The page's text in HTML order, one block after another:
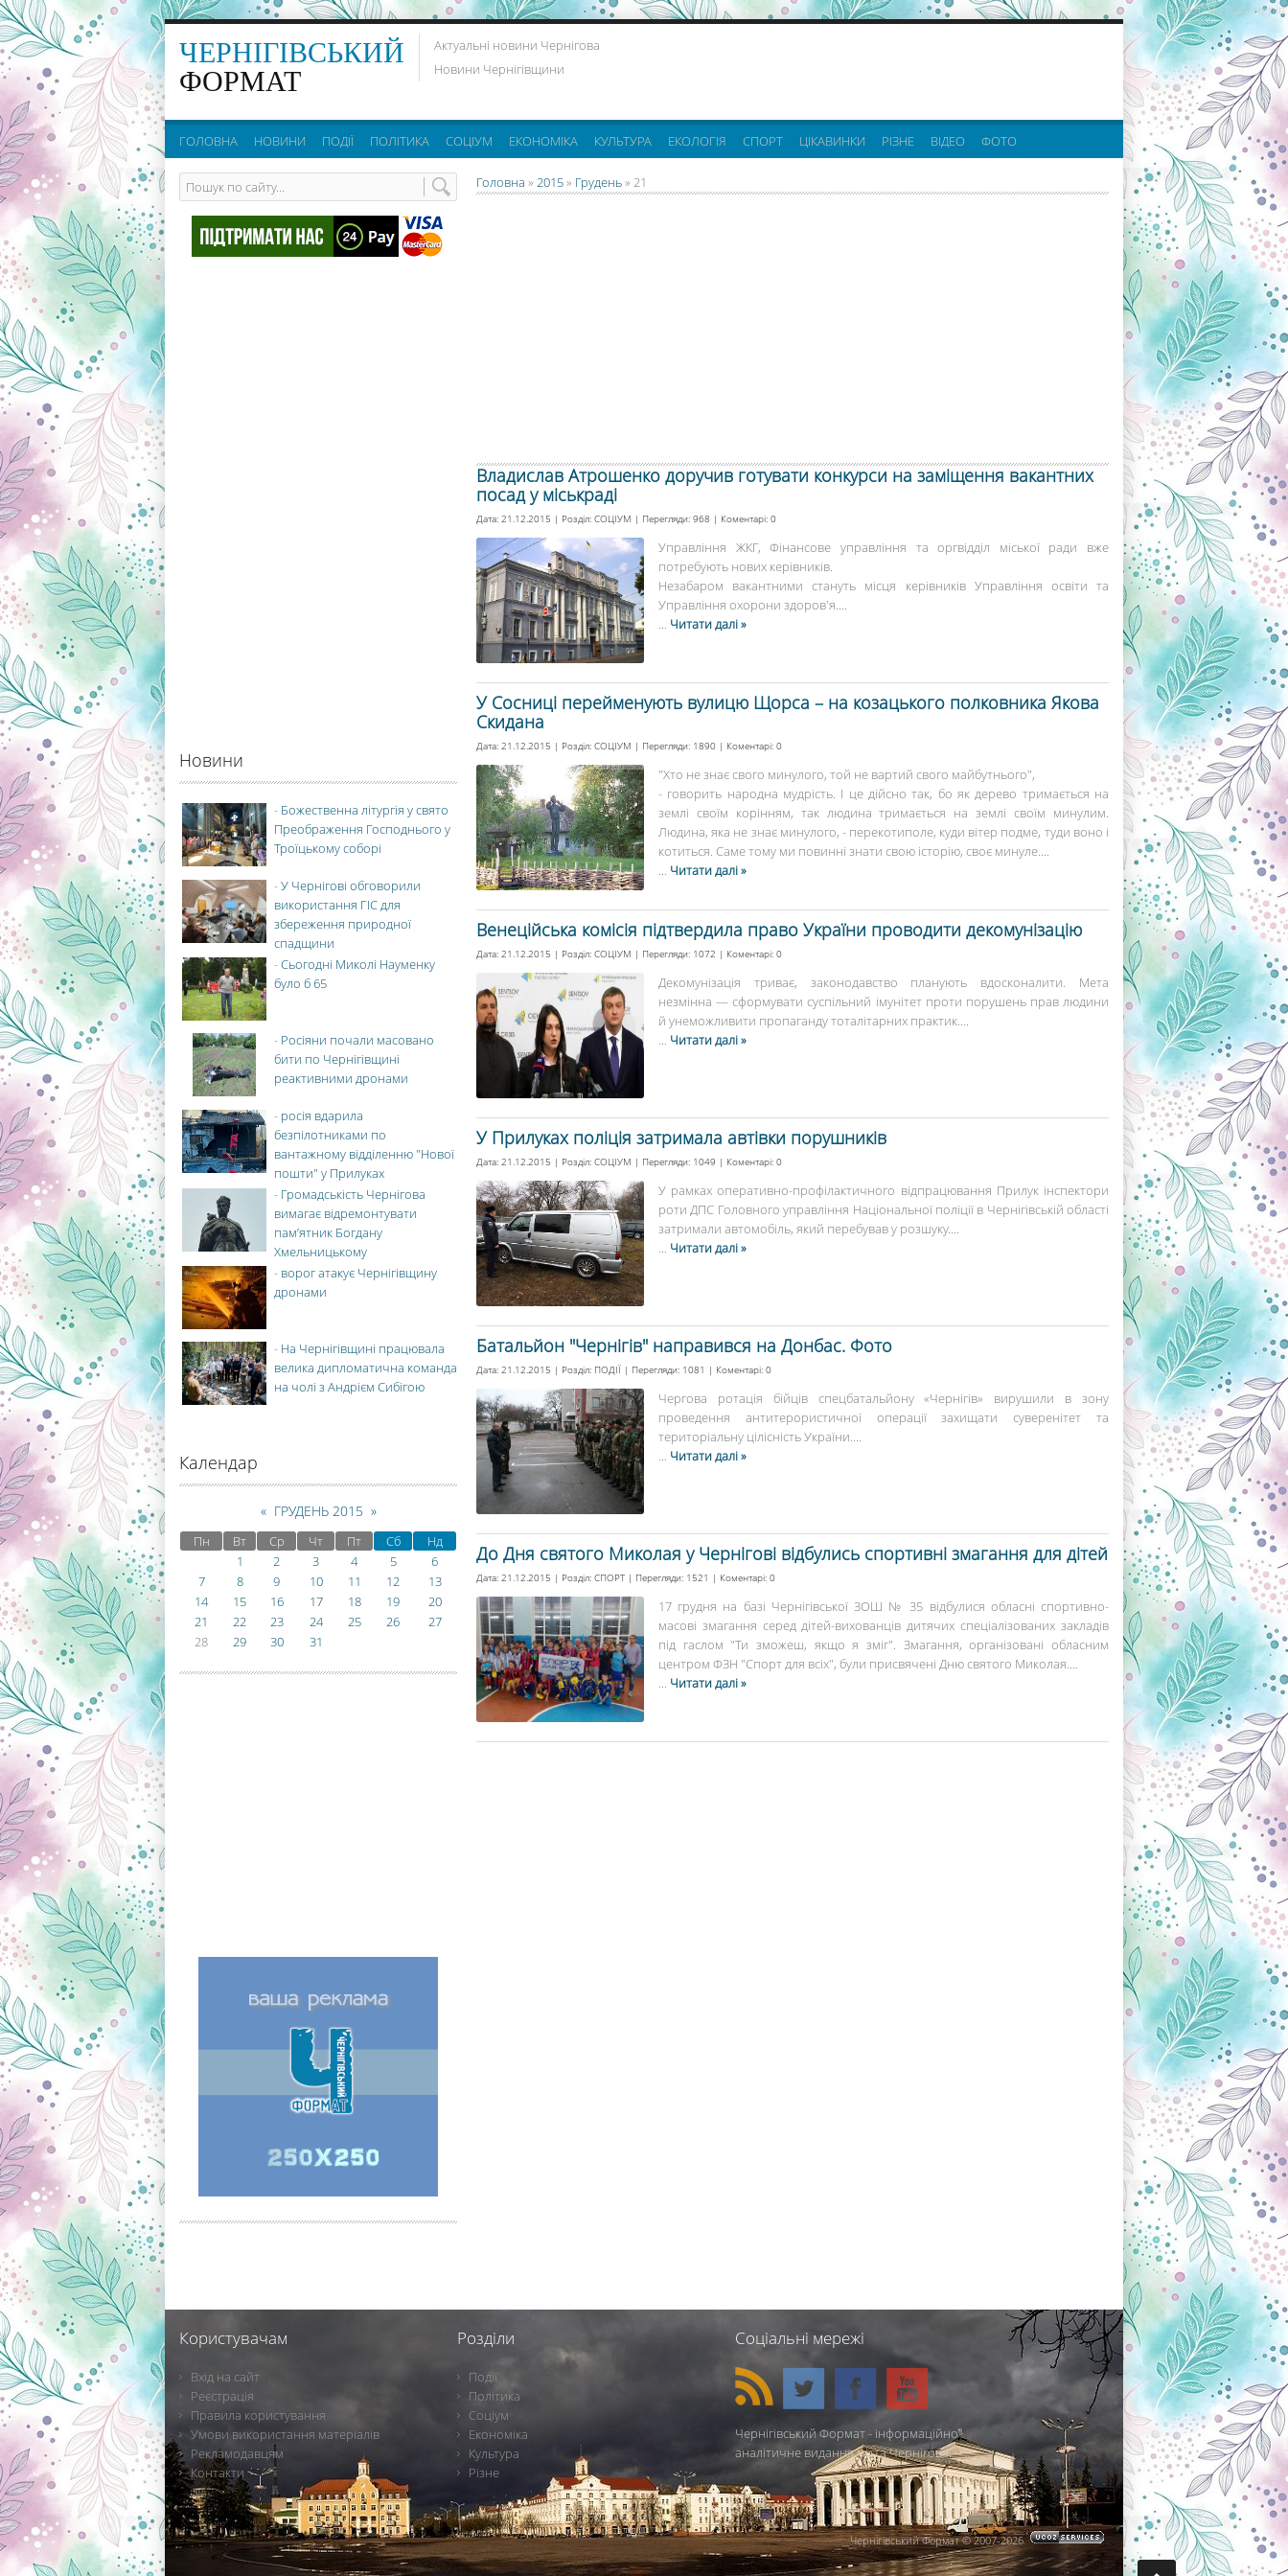
реклама партнерів:
ЧЕРНІГІВСЬКИЙ
ФОРМАТ
Актуальні новини Чернігова
Новини Чернігівщини
ГОЛОВНА НОВИНИ ПОДІЇ ПОЛІТИКА СОЦІУМ ЕКОНОМІКА КУЛЬТУРА ЕКОЛОГІЯ СПОРТ ЦІКАВИНКИ РІЗНЕ ВІДЕО ФОТО
Головна » 2015» Грудень» 21
Владислав Атрошенко доручив готувати конкурси на заміщення вакантних
посад у міськраді
Дата: 21.12.2015 | Розділ: СОЦІУМ | Перегляди: 968 | Коментарі: 0
Управління ЖКГ, Фінансове управління та оргвідділ міської ради вже
потребують нових керівників.
Незабаром вакантними стануть місця керівників Управління освіти та
Управління охорони здоров'я....
... Читати далі »
У Сосниці перейменують вулицю Щорса – на козацького полковника Якова
Скидана
Дата: 21.12.2015 | Розділ: СОЦІУМ | Перегляди: 1890 | Коментарі: 0
"Хто не знає свого минулого, той не вартий свого майбутнього",
- говорить народна мудрість. І це дійсно так, бо як дерево тримається на
землі своїм корінням, так людина тримається на землі своїм минулим.
Людина, яка не знає минулого, - перекотиполе, куди вітер подме, туди воно і
котиться. Саме тому ми повинні знати свою історію, своє минуле....
... Читати далі »
Венеційська комісія підтвердила право України проводити декомунізацію
Дата: 21.12.2015 | Розділ: СОЦІУМ | Перегляди: 1072 | Коментарі: 0
Декомунізація триває, законодавство планують вдосконалити. Мета
незмінна — сформувати суспільний імунітет проти порушень прав людини
й унеможливити пропаганду тоталітарних практик....
... Читати далі »
У Прилуках поліція затримала автівки порушників
Дата: 21.12.2015 | Розділ: СОЦІУМ | Перегляди: 1049 | Коментарі: 0
У рамках оперативно-профілактичного відпрацювання Прилук інспектори
роти ДПС Головного управління Національної поліції в Чернігівській області
затримали автомобіль, який перебував у розшуку....
... Читати далі »
Батальйон "Чернігів" направився на Донбас. Фото
Дата: 21.12.2015 | Розділ: ПОДІЇ | Перегляди: 1081 | Коментарі: 0
Чергова ротація бійців спецбатальйону «Чернігів» вирушили в зону
проведення антитерористичної операції захищати суверенітет та
територіальну цілісність України....
... Читати далі »
До Дня святого Миколая у Чернігові відбулись спортивні змагання для дітей
Дата: 21.12.2015 | Розділ: СПОРТ | Перегляди: 1521 | Коментарі: 0
17 грудня на базі Чернігівської ЗОШ № 35 відбулися обласні спортивно-
масові змагання серед дітей-вихованців дитячих спеціалізованих закладів
під гаслом "Ти зможеш, якщо я зміг". Змагання, організовані обласним
центром ФЗН "Спорт для всіх", були присвячені Дню святого Миколая....
... Читати далі »
Новини
- Божественна літургія у свято
Преображення Господнього у
Троїцькому соборі
-У Чернігові обговорили
використання ГІС для
збереження природної
спадщини
-Сьогодні Миколі Науменку
було б 65
- Росіяни почали масовано
бити по Чернігівщині
реактивними дронами
- росія вдарила
безпілотниками по
вантажному відділенню "Нової
пошти" у Прилуках
- Громадськість Чернігова
вимагає відремонтувати
пам’ятник Богдану
Хмельницькому
- ворог атакує Чернігівщину
дронами
- На Чернігівщині працювала
велика дипломатична команда
на чолі з Андрієм Сибігою
Календар
« ГРУДЕНЬ 2015 »
Пн Вт Ср Чт Пт Сб
Нд
1
2 3 4 5
6
7
8 9 10 11 12
13
14
15 16 17 18 19
20
21
22 23 24 25 26
27
28
29 30 31
Користувачам
Вхід на сайт
Реєстрація
Правила користування
Умови використання матеріалів
Рекламодавцям
Контакти
Розділи
Події
Політика
Соціум
Економіка
Культура
Різне
Соціальні мережі
Чернігівський Формат - інформаційно-
аналітичне видання міста Чернігова.
Чернігівський Формат © 2007-2026. .